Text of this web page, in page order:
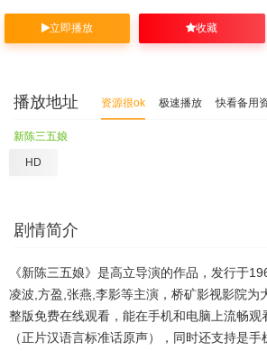
立即播放 收藏
播放地址 资源很ok 极速播放 快看备用
新陈三五娘
HD
剧情简介
《新陈三五娘》是高立导演的作品，发行于
凌波,方盈,张燕,李影等主演，桥矿影视影院为
整版免费在线观看，能在手机和电脑上流畅观
（正片汉语言标准话原声），同时还支持是手